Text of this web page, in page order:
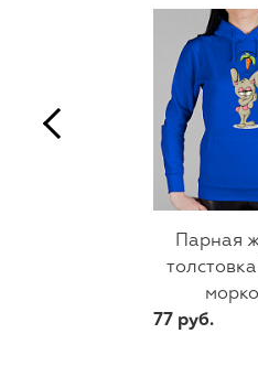
Парная
77 руб.